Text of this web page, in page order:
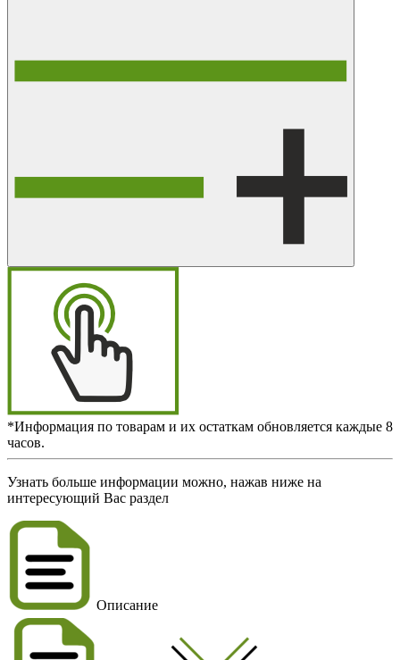
*Информация по товарам и их остаткам обновляется каждые 8
часов.
Узнать больше информации можно, нажав ниже на
интересующий Вас раздел
Описание